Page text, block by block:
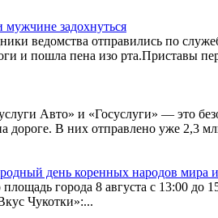
задохнуться
ведомства отправились по
и пошла пена изо рта.Приставы
Авто» и «Госуслуги» — это
дороге. В них отправлено уже 2,3
день коренных народов мира
города 8 августа с 13:00 до
Чукотки»:...